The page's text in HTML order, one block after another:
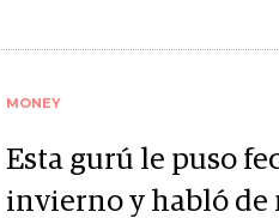
MONEY
Esta gurú le puso
invierno y habló de